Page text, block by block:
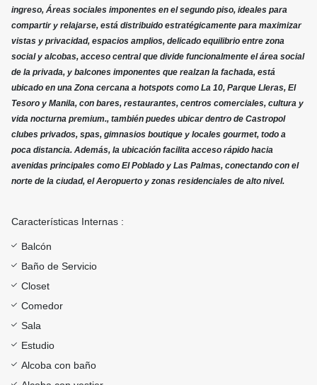
ingreso, Áreas sociales imponentes en el segundo piso, ideales para
compartir y relajarse, está distribuido estratégicamente para maximizar
vistas y privacidad, espacios amplios, delicado equilibrio entre zona
social y alcobas, acceso central que divide funcionalmente el área social
de la privada, y balcones imponentes que realzan la fachada, está
ubicado en una Zona cercana a hotspots como La 10, Parque Lleras, El
Tesoro y Manila, con bares, restaurantes, centros comerciales, cultura y
vida nocturna premium., también puedes ubicar dentro de Castropol
clubes privados, spas, gimnasios boutique y locales gourmet, todo a
poca distancia. Además, la ubicación facilita acceso rápido hacia
avenidas principales como El Poblado y Las Palmas, conectando con el
norte de la ciudad, el Aeropuerto y zonas residenciales de alto nivel.
Características Internas :
Balcón
Baño de Servicio
Closet
Comedor
Sala
Estudio
Alcoba con baño